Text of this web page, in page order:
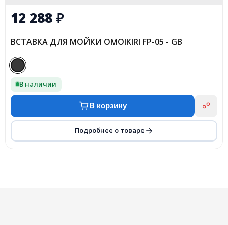
12 288₽
ВСТАВКА ДЛЯ МОЙКИ OMOIKIRI FP-05 - GB
В наличии
В корзину
Подробнее о товаре